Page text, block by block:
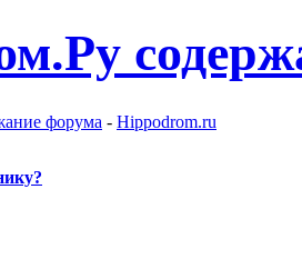
форума - Hippodrom.ru